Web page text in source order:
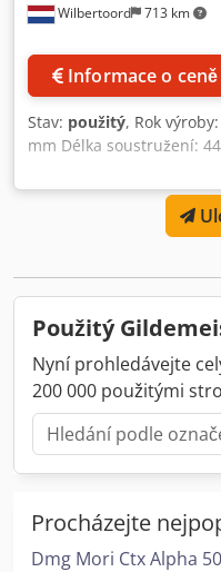
Wilbertoord 713 km
Informace o ceně
Stav: použitý, Rok výroby:
mm Délka soustružení:
Dcodpsxuv R Ssfx Apyok
Použitý
Nyní prohledávejte
200 000 použitými
Procházejte
Dmg Mori Ctx Alpha